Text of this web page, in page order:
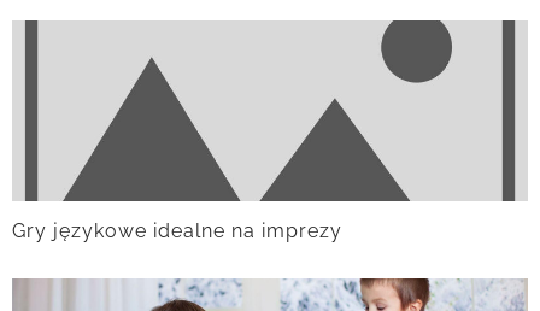
Gry językowe idealne na imprezy